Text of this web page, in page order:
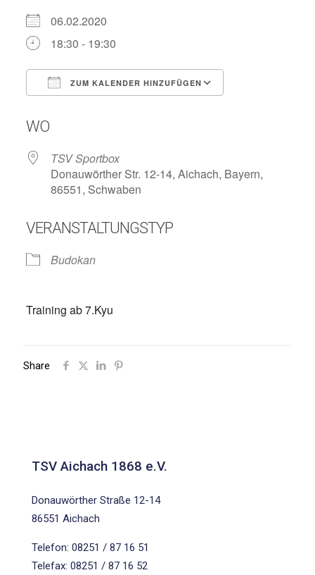
06.02.2020
18:30 - 19:30
ZUM KALENDER HINZUFÜGEN
WO
TSV Sportbox
Donauwörther Str. 12-14, Aichach, Bayern,
86551, Schwaben
VERANSTALTUNGSTYP
Budokan
Training ab 7.Kyu
Share
TSV Aichach 1868 e.V.
Donauwörther Straße 12-14
86551 Aichach
Telefon: 08251 / 87 16 51
Telefax: 08251 / 87 16 52